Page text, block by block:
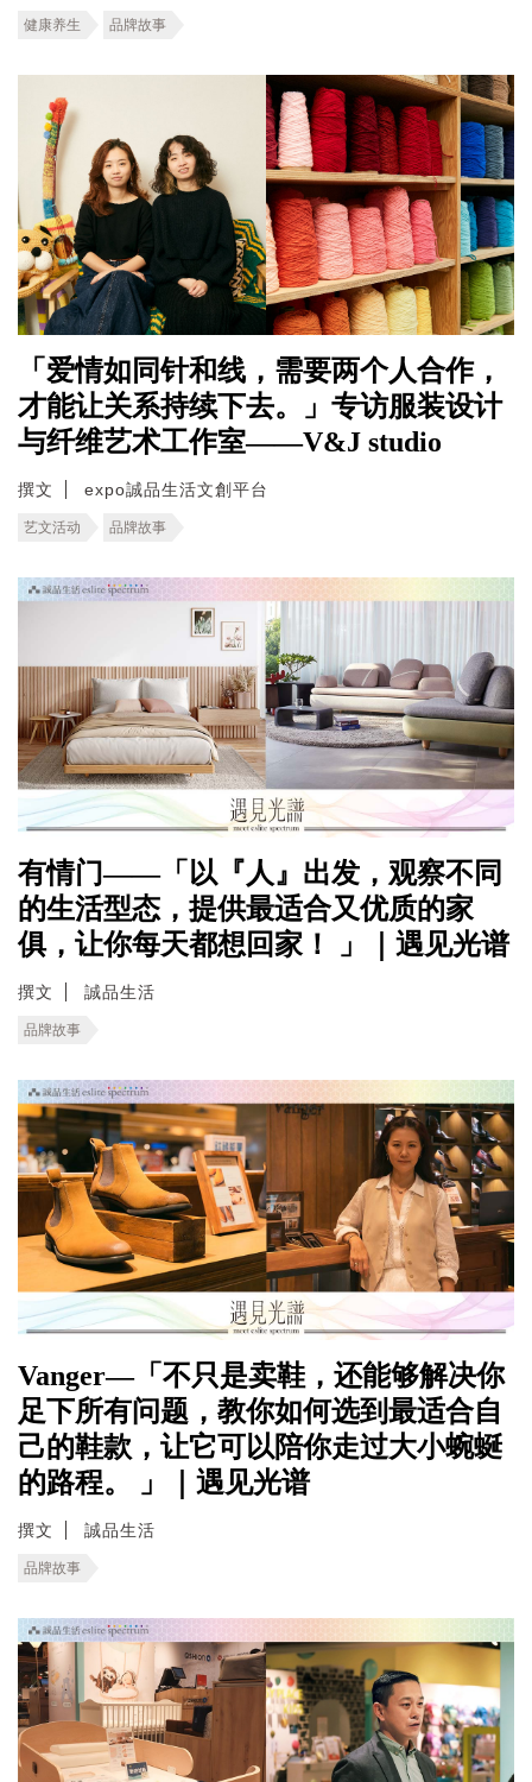
健康养生 品牌故事
「爱情如同针和线，需要两个人合作，
才能让关系持续下去。」专访服装设计
与纤维艺术工作室——V&J studio
撰文 expo誠品生活文創平台
艺文活动 品牌故事
有情门——「以『人』出发，观察不同
的生活型态，提供最适合又优质的家
俱，让你每天都想回家！ 」｜遇见光谱
撰文 誠品生活
品牌故事
Vanger—「不只是卖鞋，还能够解决你
足下所有问题，教你如何选到最适合自
己的鞋款，让它可以陪你走过大小蜿蜒
的路程。 」｜遇见光谱
撰文 誠品生活
品牌故事